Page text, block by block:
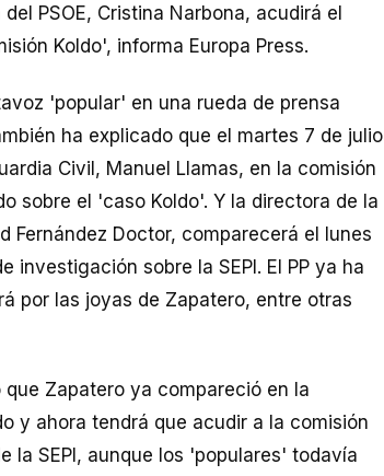
PSOE, Cristina Narbona, acudirá el
Koldo', informa Europa Press.
'popular' en una rueda de prensa
ha explicado que el martes 7 de julio
Civil, Manuel Llamas, en la comisión
sobre el 'caso Koldo'. Y la directora de la
Fernández Doctor, comparecerá el lunes
investigación sobre la SEPI. El PP ya ha
por las joyas de Zapatero, entre otras
Zapatero ya compareció en la
y ahora tendrá que acudir a la comisión
la SEPI, aunque los 'populares' todavía